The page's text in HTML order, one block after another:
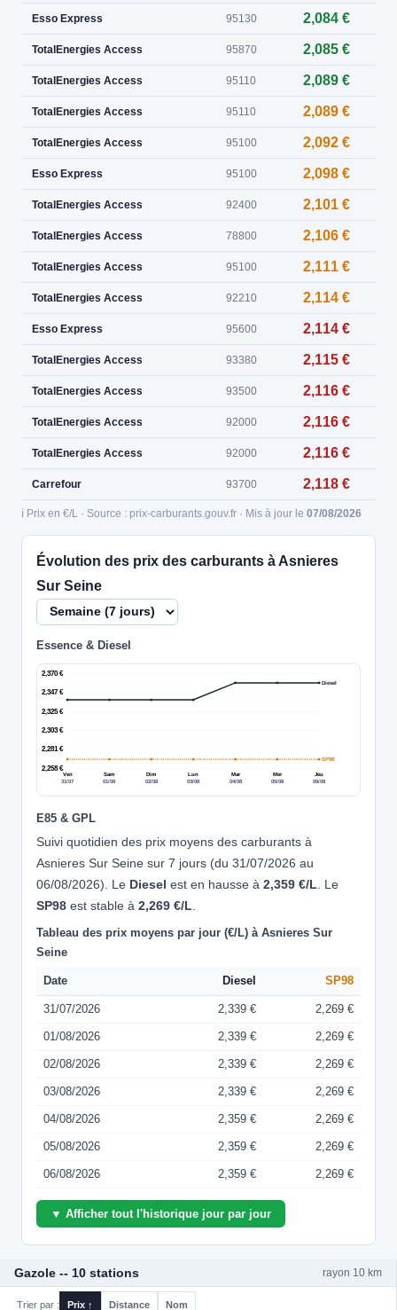
Esso Express 95130 2,084 €
TotalEnergies Access 95870 2,085 €
TotalEnergies Access 95110 2,089 €
TotalEnergies Access 95110 2,089 €
TotalEnergies Access 95100 2,092 €
Esso Express 95100 2,098 €
TotalEnergies Access 92400 2,101 €
TotalEnergies Access 78800 2,106 €
TotalEnergies Access 95100 2,111 €
TotalEnergies Access 92210 2,114 €
Esso Express 95600 2,114 €
TotalEnergies Access 93380 2,115 €
TotalEnergies Access 93500 2,116 €
TotalEnergies Access 92000 2,116 €
TotalEnergies Access 92000 2,116 €
Carrefour 93700 2,118 €
ℹ️ Prix en €/L · Source : prix-carburants.gouv.fr · Mis à jour le 07/08/2026
Évolution des prix des carburants à Asnieres
Sur Seine
Essence & Diesel
2,258 €
2,281 €
2,303 €
2,325 €
2,347 €
2,370 €
Ven
31/07
Sam
01/08
Dim
02/08
Lun
03/08
Mar
04/08
Mer
05/08
Jeu
06/08
Diesel
SP98
E85 & GPL
Suivi quotidien des prix moyens des carburants à
Asnieres Sur Seine sur 7 jours (du 31/07/2026 au
06/08/2026). Le Diesel est en hausse à 2,359 €/L . Le
SP98 est stable à 2,269 €/L
Tableau des prix moyens par jour (€/L) à Asnieres Sur
Seine
Date Diesel SP98
31/07/2026 2,339 € 2,269 €
01/08/2026 2,339 € 2,269 €
02/08/2026 2,339 € 2,269 €
03/08/2026 2,339 € 2,269 €
04/08/2026 2,359 € 2,269 €
05/08/2026 2,359 € 2,269 €
06/08/2026 2,359 € 2,269 €
▼ Afficher tout l'historique jour par jour
Gazole -- 10 stations rayon 10 km
Trier par : Prix ↑ Distance Nom